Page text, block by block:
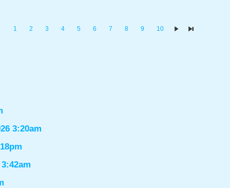
1 2 3 4 5 6 7 8 9 10
3:20am